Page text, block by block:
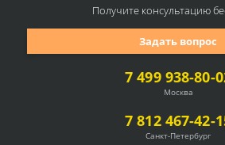
7 499 938-80-
Москва
7 812 467-42-
Санкт-Петербург
Задать вопрос
Получите консультацию